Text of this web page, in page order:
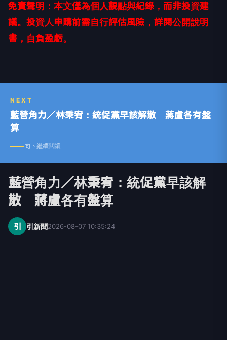
免責聲明：本文僅為個人觀點與紀錄，而非投資建
議。投資人申購前需自行評估風險，詳閱公開說明
書，自負盈虧。
NEXT
藍營角力／林秉宥：統促黨早該解散 蔣盧各有盤
算
向下繼續閱讀
藍營角力／林秉宥：統促黨早該解
散 蔣盧各有盤算
引 引新聞2026-08-07 10:35:24